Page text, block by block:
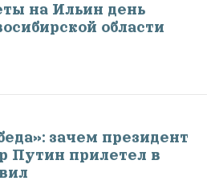
на Ильин день
области
зачем президент
Путин прилетел в